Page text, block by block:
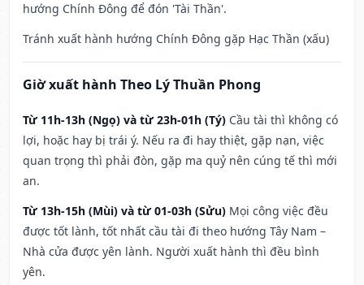
hướng Chính Đông để đón 'Tài Thần'.
Tránh xuất hành hướng Chính Đông gặp Hạc Thần (xấu)
Giờ xuất hành Theo Lý Thuần Phong
Từ 11h-13h (Ngọ) và từ 23h-01h (Tý) Cầu tài thì không có
lợi, hoặc hay bị trái ý. Nếu ra đi hay thiệt, gặp nạn, việc
quan trọng thì phải đòn, gặp ma quỷ nên cúng tế thì mới
an.
Từ 13h-15h (Mùi) và từ 01-03h (Sửu) Mọi công việc đều
được tốt lành, tốt nhất cầu tài đi theo hướng Tây Nam –
Nhà cửa được yên lành. Người xuất hành thì đều bình
yên.